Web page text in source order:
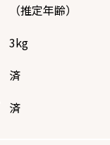
（推定年齢）
3kg
済
済